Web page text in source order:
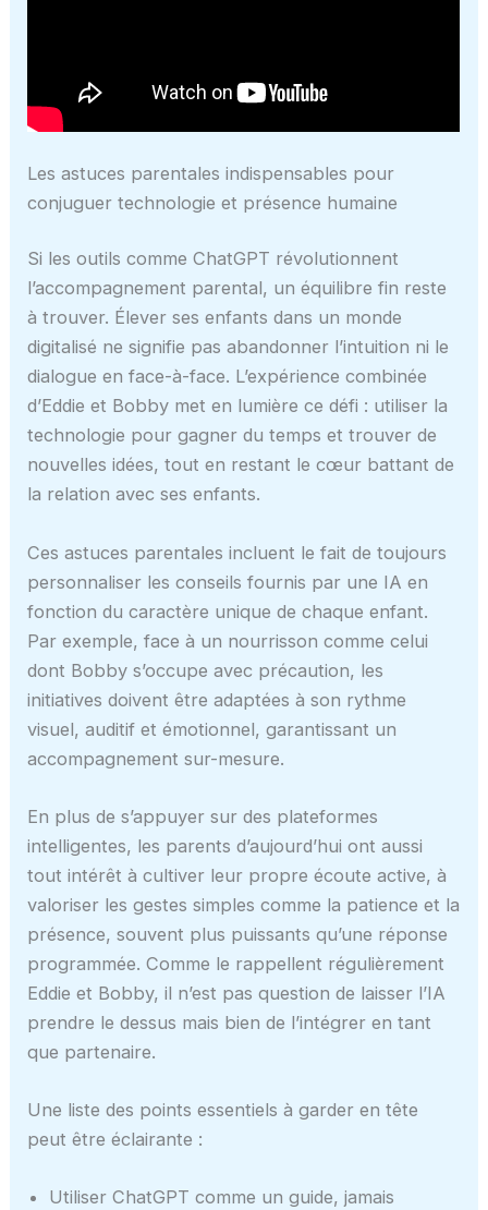
Les astuces parentales indispensables pour
conjuguer technologie et présence humaine
Si les outils comme ChatGPT révolutionnent
l’accompagnement parental, un équilibre fin reste
à trouver. Élever ses enfants dans un monde
digitalisé ne signifie pas abandonner l’intuition ni le
dialogue en face-à-face. L’expérience combinée
d’Eddie et Bobby met en lumière ce défi : utiliser la
technologie pour gagner du temps et trouver de
nouvelles idées, tout en restant le cœur battant de
la relation avec ses enfants.
Ces astuces parentales incluent le fait de toujours
personnaliser les conseils fournis par une IA en
fonction du caractère unique de chaque enfant.
Par exemple, face à un nourrisson comme celui
dont Bobby s’occupe avec précaution, les
initiatives doivent être adaptées à son rythme
visuel, auditif et émotionnel, garantissant un
accompagnement sur-mesure.
En plus de s’appuyer sur des plateformes
intelligentes, les parents d’aujourd’hui ont aussi
tout intérêt à cultiver leur propre écoute active, à
valoriser les gestes simples comme la patience et la
présence, souvent plus puissants qu’une réponse
programmée. Comme le rappellent régulièrement
Eddie et Bobby, il n’est pas question de laisser l’IA
prendre le dessus mais bien de l’intégrer en tant
que partenaire.
Une liste des points essentiels à garder en tête
peut être éclairante :
Utiliser ChatGPT comme un guide, jamais